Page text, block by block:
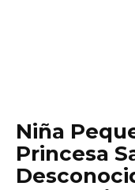
Niña
Princesa